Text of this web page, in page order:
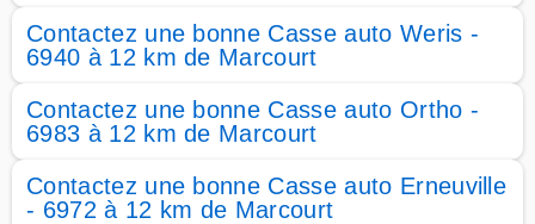
Contactez une bonne Casse auto Weris -
6940 à 12 km de Marcourt
Contactez une bonne Casse auto Ortho -
6983 à 12 km de Marcourt
Contactez une bonne Casse auto Erneuville
- 6972 à 12 km de Marcourt